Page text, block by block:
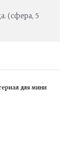
(сфера, 5
для мини